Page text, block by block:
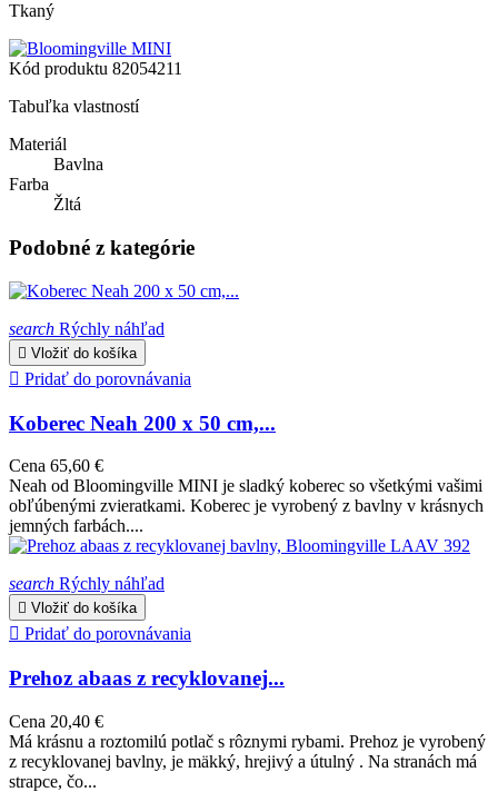
Tkaný
Kód produktu 82054211
Tabuľka vlastností
Materiál
Bavlna
Farba
Žltá
Podobné z kategórie
search Rýchly náhľad
 Vložiť do košíka
 Pridať do porovnávania
Koberec Neah 200 x 50 cm,...
Cena 65,60 €
Neah od Bloomingville MINI je sladký koberec so všetkými vašimi
obľúbenými zvieratkami. Koberec je vyrobený z bavlny v krásnych
jemných farbách....
search Rýchly náhľad
 Vložiť do košíka
 Pridať do porovnávania
Prehoz abaas z recyklovanej...
Cena 20,40 €
Má krásnu a roztomilú potlač s rôznymi rybami. Prehoz je vyrobený
z recyklovanej bavlny, je mäkký, hrejivý a útulný . Na stranách má
strapce, čo...